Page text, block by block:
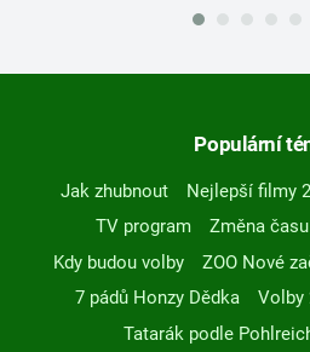
Populární
Jak zhubnout Nejlepší filmy
TV program
Změna času
Kdy budou volby
ZOO Nové
7 pádů Honzy Dědka
Volby
Tatarák podle